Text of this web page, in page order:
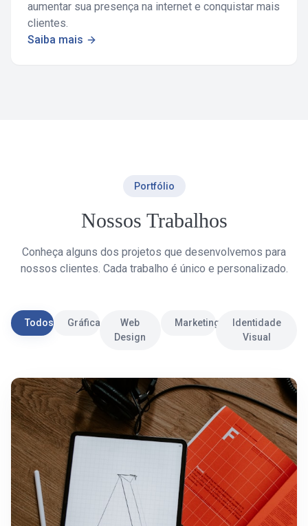
aumentar sua presença na internet e conquistar mais
clientes.
Saiba mais
Portfólio
Nossos Trabalhos
Conheça alguns dos projetos que desenvolvemos para
nossos clientes. Cada trabalho é único e personalizado.
Todos Gráfica
Web
Design
Marketing
Identidade
Visual